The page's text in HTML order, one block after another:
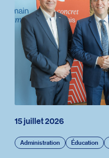
15 juillet 2026
Administration Éducation